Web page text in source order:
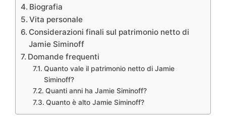
Biografia
Vita personale
Considerazioni finali sul patrimonio netto di
Jamie Siminoff
Domande frequenti
Quanto vale il patrimonio netto di Jamie
Siminoff?
Quanti anni ha Jamie Siminoff?
Quanto è alto Jamie Siminoff?